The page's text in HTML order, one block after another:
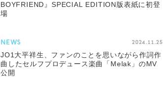
BOYFRIEND』SPECIAL EDITION版表紙に初登
場
NEWS 2024.11.25
JO1大平祥生、ファンのことを思いながら作詞作
曲したセルフプロデュース楽曲「Melak」のMV
公開